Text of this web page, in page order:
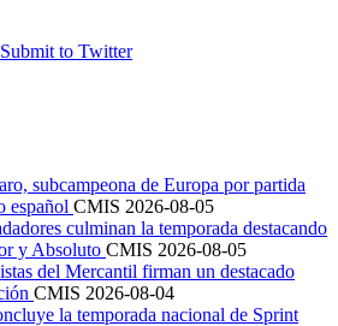
subcampeona de Europa por partida
español CMIS 2026-08-05
culminan la temporada destacando
y Absoluto CMIS 2026-08-05
del Mercantil firman un destacado
CMIS 2026-08-04
la temporada nacional de Sprint